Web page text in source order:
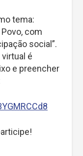
tema:
com
social”.
é
e preencher